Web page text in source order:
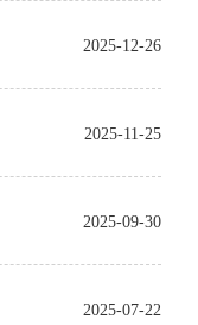
2025-12-26
2025-11-25
2025-09-30
2025-07-22